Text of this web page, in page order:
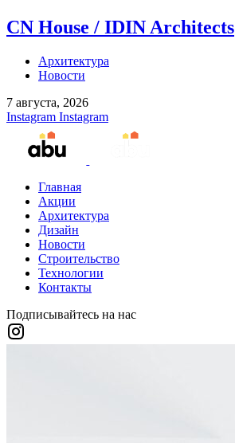
CN House / IDIN Architects
Архитектура
Новости
7 августа, 2026
Instagram Instagram
Главная
Акции
Архитектура
Дизайн
Новости
Строительство
Технологии
Контакты
Подписывайтесь на нас